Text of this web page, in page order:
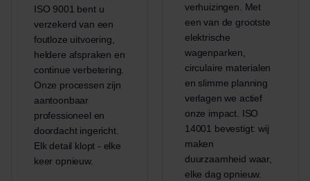
ISO 9001 bent u
verzekerd van een
foutloze uitvoering,
heldere afspraken en
continue verbetering.
Onze processen zijn
aantoonbaar
professioneel en
doordacht ingericht.
Elk detail klopt - elke
keer opnieuw.
verhuizingen. Met
een van de grootste
elektrische
wagenparken,
circulaire materialen
en slimme planning
verlagen we actief
onze impact. ISO
14001 bevestigt: wij
maken
duurzaamheid waar,
elke dag opnieuw.